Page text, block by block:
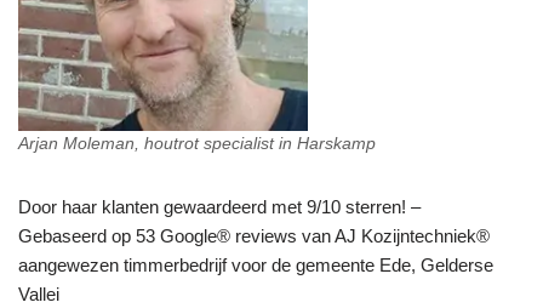
Arjan Moleman, houtrot specialist in Harskamp
Door haar klanten gewaardeerd met 9/10 sterren! –
Gebaseerd op 53 Google® reviews van AJ Kozijntechniek®
aangewezen timmerbedrijf voor de gemeente Ede, Gelderse
Vallei